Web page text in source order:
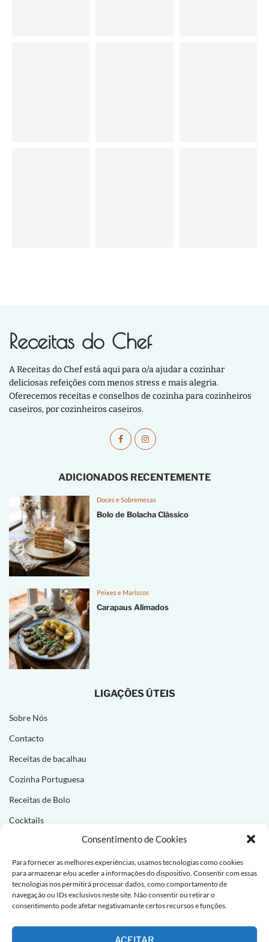
Consentimento de Cookies
Para fornecer as melhores experiências, usamos tecnologias como cookies
para armazenar e/ou aceder a informações do dispositivo. Consentir com essas
tecnologias nos permitirá processar dados, como comportamento de
navegação ou IDs exclusivos neste site. Não consentir ou retirar o
consentimento pode afetar negativamante certos recursos e funções.
Receitas do Chef
A Receitas do Chef está aqui para o/a ajudar a cozinhar
deliciosas refeições com menos stress e mais alegria.
Oferecemos receitas e conselhos de cozinha para cozinheiros
caseiros, por cozinheiros caseiros.
ADICIONADOS RECENTEMENTE
Doces e Sobremesas
Bolo de Bolacha Clássico
Peixes e Mariscos
Carapaus Alimados
LIGAÇÕES ÚTEIS
Sobre Nós
Contacto
Receitas de bacalhau
Cozinha Portuguesa
Receitas de Bolo
Cocktails
Subscreva e receba novas receitas todas as semanas!